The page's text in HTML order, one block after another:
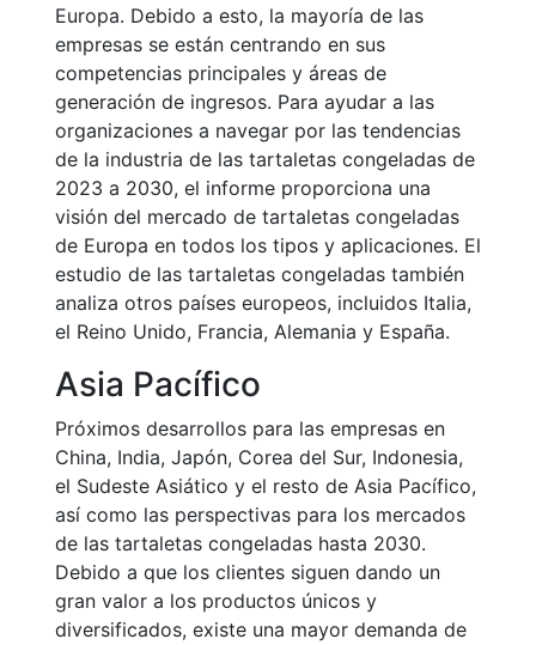
Europa. Debido a esto, la mayoría de las
empresas se están centrando en sus
competencias principales y áreas de
generación de ingresos. Para ayudar a las
organizaciones a navegar por las tendencias
de la industria de las tartaletas congeladas de
2023 a 2030, el informe proporciona una
visión del mercado de tartaletas congeladas
de Europa en todos los tipos y aplicaciones. El
estudio de las tartaletas congeladas también
analiza otros países europeos, incluidos Italia,
el Reino Unido, Francia, Alemania y España.
Asia Pacífico
Próximos desarrollos para las empresas en
China, India, Japón, Corea del Sur, Indonesia,
el Sudeste Asiático y el resto de Asia Pacífico,
así como las perspectivas para los mercados
de las tartaletas congeladas hasta 2030.
Debido a que los clientes siguen dando un
gran valor a los productos únicos y
diversificados, existe una mayor demanda de